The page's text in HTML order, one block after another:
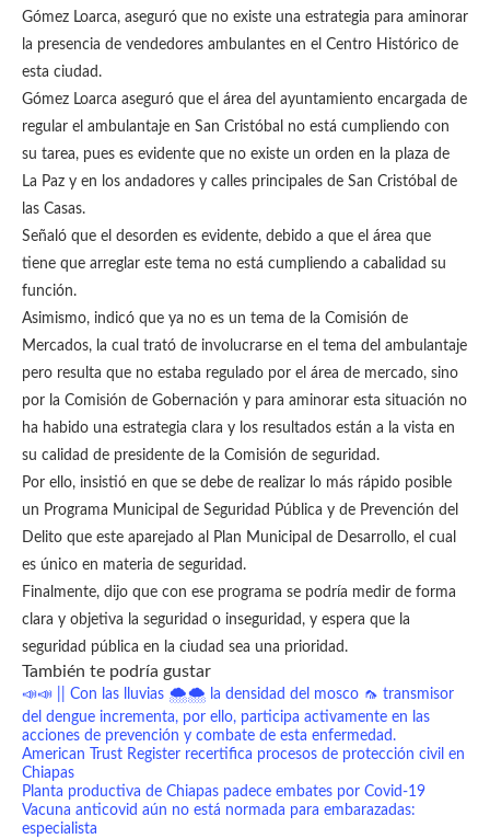
Gómez Loarca, aseguró que no existe una estrategia para aminorar
la presencia de vendedores ambulantes en el Centro Histórico de
esta ciudad.
Gómez Loarca aseguró que el área del ayuntamiento encargada de
regular el ambulantaje en San Cristóbal no está cumpliendo con
su tarea, pues es evidente que no existe un orden en la plaza de
La Paz y en los andadores y calles principales de San Cristóbal de
las Casas.
Señaló que el desorden es evidente, debido a que el área que
tiene que arreglar este tema no está cumpliendo a cabalidad su
función.
Asimismo, indicó que ya no es un tema de la Comisión de
Mercados, la cual trató de involucrarse en el tema del ambulantaje
pero resulta que no estaba regulado por el área de mercado, sino
por la Comisión de Gobernación y para aminorar esta situación no
ha habido una estrategia clara y los resultados están a la vista en
su calidad de presidente de la Comisión de seguridad.
Por ello, insistió en que se debe de realizar lo más rápido posible
un Programa Municipal de Seguridad Pública y de Prevención del
Delito que este aparejado al Plan Municipal de Desarrollo, el cual
es único en materia de seguridad.
Finalmente, dijo que con ese programa se podría medir de forma
clara y objetiva la seguridad o inseguridad, y espera que la
seguridad pública en la ciudad sea una prioridad.
También te podría gustar
📣📣 || Con las lluvias 🌨️🌨️ la densidad del mosco 🦟 transmisor
del dengue incrementa, por ello, participa activamente en las
acciones de prevención y combate de esta enfermedad.
American Trust Register recertifica procesos de protección civil en
Chiapas
Planta productiva de Chiapas padece embates por Covid-19
Vacuna anticovid aún no está normada para embarazadas:
especialista